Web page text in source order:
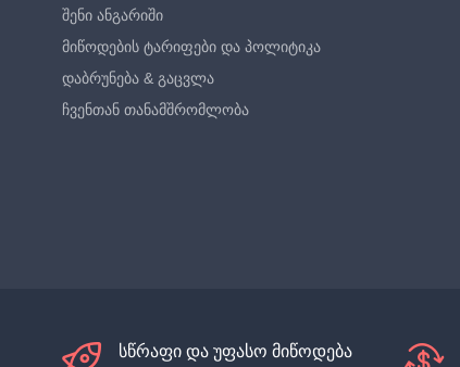
შენი ანგარიში
მიწოდების ტარიფები და პოლიტიკა
დაბრუნება & გაცვლა
ჩვენთან თანამშრომლობა
სწრაფი და უფასო მიწოდება